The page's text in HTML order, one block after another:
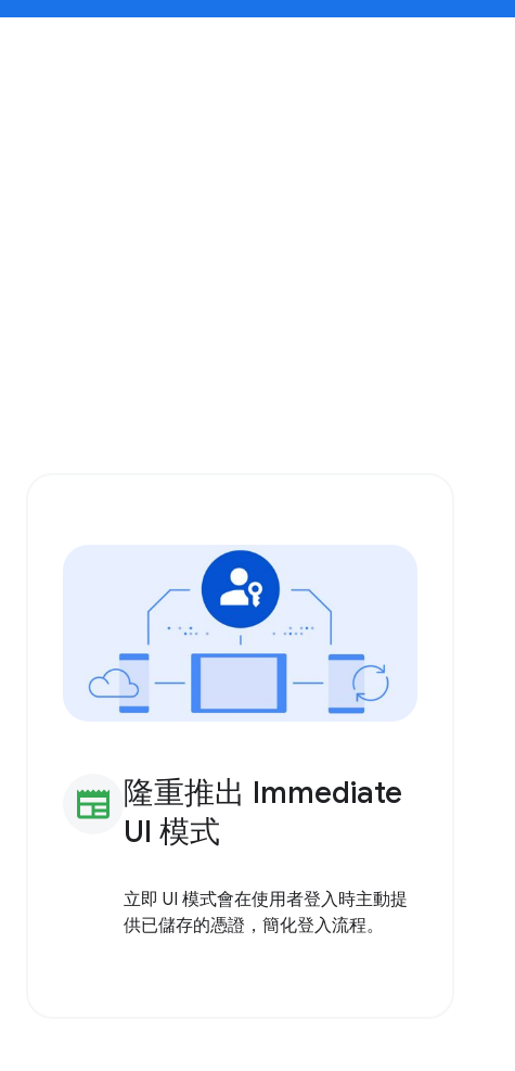
newspaper 隆重推出 Immediate
UI 模式
立即 UI 模式會在使用者登入時主動提
供已儲存的憑證，簡化登入流程。